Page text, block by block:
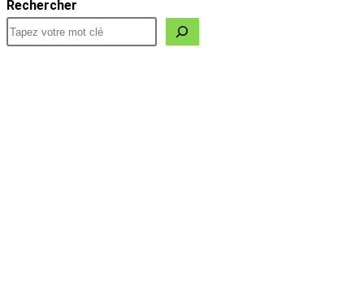
publication :
Rechercher